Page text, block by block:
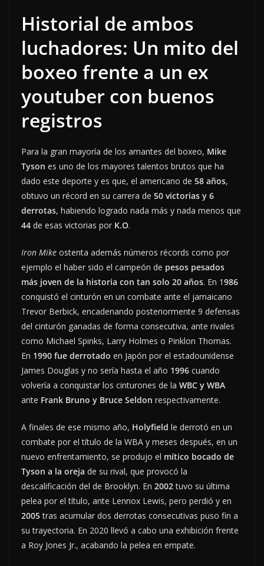
Historial de ambos
luchadores: Un mito del
boxeo frente a un ex
youtuber con buenos
registros
Para la gran mayoría de los amantes del boxeo, Mike
Tyson es uno de los mayores talentos brutos que ha
dado este deporte y es que, el americano de 58 años,
obtuvo un récord en su carrera de 50 victorias y 6
derrotas, habiendo logrado nada más y nada menos que
44 de esas victorias por K.O.
Iron Mike ostenta además números récords como por
ejemplo el haber sido el campeón de pesos pesados
más joven de la historia con tan solo 20 años. En 1986
conquistó el cinturón en un combate ante el jamaicano
Trevor Berbick, encadenando posteriormente 9 defensas
del cinturón ganadas de forma consecutiva, ante rivales
como Michael Spinks, Larry Holmes o Pinklon Thomas.
En 1990 fue derrotado en Japón por el estadounidense
James Douglas y no sería hasta el año 1996 cuando
volvería a conquistar los cinturones de la WBC y WBA
ante Frank Bruno y Bruce Seldon respectivamente.
A finales de ese mismo año, Holyfield le derrotó en un
combate por el título de la WBA y meses después, en un
nuevo enfrentamiento, se produjo el mítico bocado de
Tyson a la oreja de su rival, que provocó la
descalificación del de Brooklyn. En 2002tuvo su última
pelea por el título, ante Lennox Lewis, pero perdió y en
2005tras acumular dos derrotas consecutivas puso fin a
su trayectoria. En 2020 llevó a cabo una exhibición frente
a Roy Jones Jr., acabando la pelea en empate.